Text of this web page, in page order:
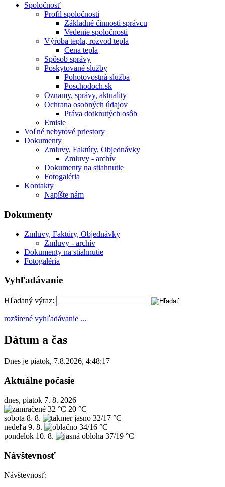
Spoločnosť
Profil spoločnosti
Základné činnosti správcu
Vedenie spoločnosti
Výroba tepla, rozvod tepla
Cena tepla
Spôsob správy
Poskytované služby
Pohotovostná služba
Poschodoch.sk
Oznamy, správy, aktuality
Ochrana osobných údajov
Práva dotknutých osôb
Emisie
Voľné nebytové priestory
Dokumenty
Zmluvy, Faktúry, Objednávky
Zmluvy - archív
Dokumenty na stiahnutie
Fotogaléria
Kontakty
Napíšte nám
Dokumenty
Zmluvy, Faktúry, Objednávky
Zmluvy - archív
Dokumenty na stiahnutie
Fotogaléria
Vyhľadávanie
Hľadaný výraz:
rozšírené vyhľadávanie ...
Dátum a čas
Dnes je piatok, 7.8.2026, 4:48:17
Aktuálne počasie
dnes, piatok 7. 8. 2026
32 °C 20 °C
sobota 8. 8.
32/17 °C
nedeľa 9. 8.
34/16 °C
pondelok 10. 8. 37/19 °C
Návštevnosť
Návštevnosť: